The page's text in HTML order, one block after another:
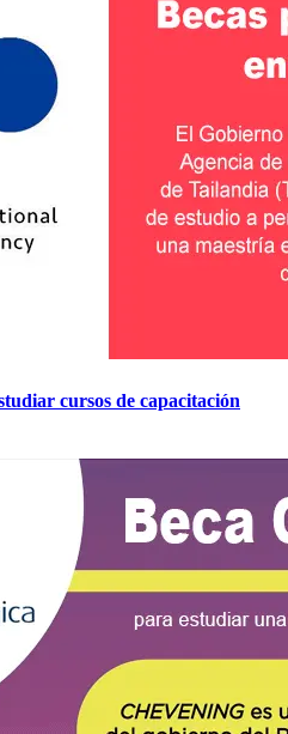
cursos de capacitación